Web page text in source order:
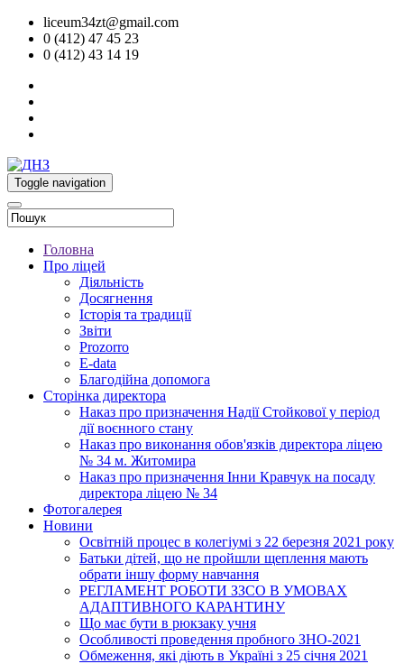
liceum34zt@gmail.com
0 (412) 47 45 23
0 (412) 43 14 19
Toggle navigation
Головна
Про ліцей
Діяльність
Досягнення
Історія та традиції
Звіти
Prozorro
E-data
Благодійна допомога
Сторінка директора
Наказ про призначення Надії Стойкової у період
дії воєнного стану
Наказ про виконання обов'язків директора ліцею
№ 34 м. Житомира
Наказ про призначення Інни Кравчук на посаду
директора ліцею № 34
Фотогалерея
Новини
Освітній процес в колегіумі з 22 березня 2021 року
Батьки дітей, що не пройшли щеплення мають
обрати іншу форму навчання
РЕГЛАМЕНТ РОБОТИ ЗЗСО В УМОВАХ
АДАПТИВНОГО КАРАНТИНУ
Що має бути в рюкзаку учня
Особливості проведення пробного ЗНО-2021
Обмеження, які діють в Україні з 25 січня 2021